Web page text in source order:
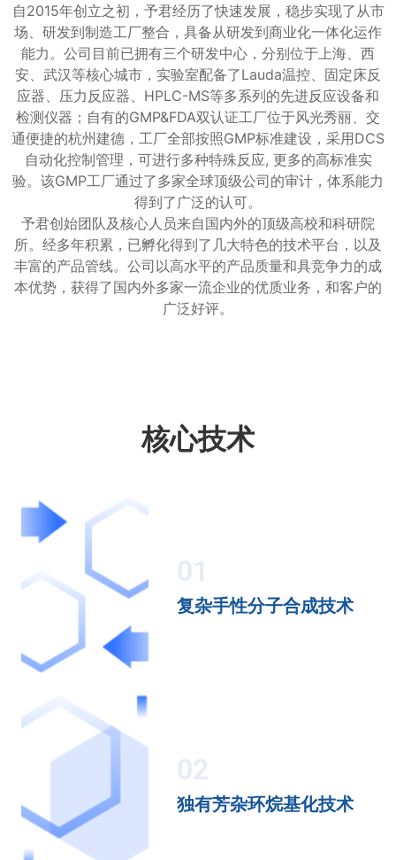
自2015年创立之初，予君经历了快速发展，稳步实现了从市
场、研发到制造工厂整合，具备从研发到商业化一体化运作
能力。公司目前已拥有三个研发中心，分别位于上海、西
安、武汉等核心城市，实验室配备了Lauda温控、固定床反
应器、压力反应器、HPLC-MS等多系列的先进反应设备和
检测仪器；自有的GMP&FDA双认证工厂位于风光秀丽、交
通便捷的杭州建德，工厂全部按照GMP标准建设，采用DCS
自动化控制管理，可进行多种特殊反应, 更多的高标准实
验。该GMP工厂通过了多家全球顶级公司的审计，体系能力
得到了广泛的认可。
予君创始团队及核心人员来自国内外的顶级高校和科研院
所。经多年积累，已孵化得到了几大特色的技术平台，以及
丰富的产品管线。公司以高水平的产品质量和具竞争力的成
本优势，获得了国内外多家一流企业的优质业务，和客户的
广泛好评。
核心技术
01
复杂手性分子合成技术
02
独有芳杂环烷基化技术